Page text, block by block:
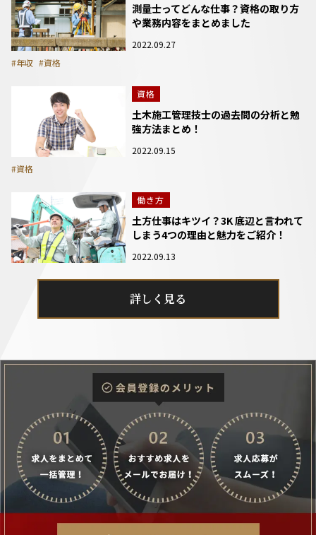
測量士ってどんな仕事？資格の取り方
や業務内容をまとめました
2022.09.27
#年収 #資格
資格
土木施工管理技士の過去問の分析と勉
強方法まとめ！
2022.09.15
#資格
働き方
土方仕事はキツイ？3K 底辺と言われて
しまう4つの理由と魅力をご紹介！
2022.09.13
詳しく見る